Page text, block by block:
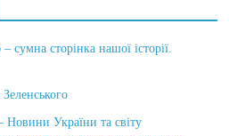
сумна сторінка нашої історії.
Новини України та світу